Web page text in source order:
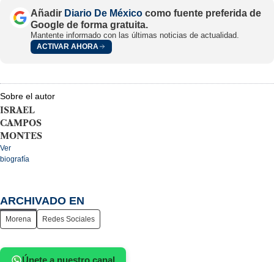
Añadir Diario De México como fuente preferida de
Google de forma gratuita.
Mantente informado con las últimas noticias de actualidad.
ACTIVAR AHORA
Sobre el autor
ISRAEL
CAMPOS
MONTES
Ver
biografía
ARCHIVADO EN
Morena Redes Sociales
Únete a nuestro canal